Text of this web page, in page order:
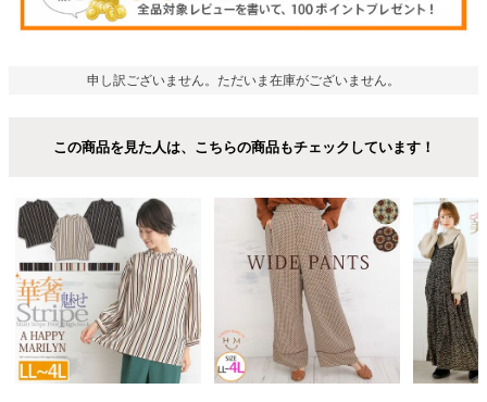
申し訳ございません。ただいま在庫がございません。
この商品を見た人は、こちらの商品もチェックしています！